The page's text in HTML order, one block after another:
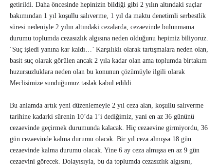
getirildi. Daha öncesinde hepinizin bildiği gibi 2 yılın altındaki suçlar
bakımından 1 yıl koşullu salıverme, 1 yıl da maktu denetimli serbestlik
süresi nedeniyle 2 yılın altındaki cezalarda, cezaevinde bulunmama
durumu toplumda cezasızlık algısına neden olduğunu hepimiz biliyoruz.
‘Suç işledi yanına kar kaldı…’ Karşılıklı olarak tartışmalara neden olan,
basit suç olarak görülen ancak 2 yıla kadar olan ama toplumda birtakım
huzursuzluklara neden olan bu konunun çözümüyle ilgili olarak
Meclisimize sunduğumuz taslak kabul edildi.
Bu anlamda artık yeni düzenlemeyle 2 yıl ceza alan, koşullu salıverme
tarihine kadarki sürenin 10’da 1’i dediğimiz, yani en az 36 gününü
cezaevinde geçirmek durumunda kalacak. Hiç cezaevine girmiyordu, 36
gün cezaevinde kalma durumu olacak. Bir yıl ceza almışsa 18 gün
cezaevinde kalma durumu olacak. Yine 6 ay ceza almışsa en az 9 gün
cezaevini görecek. Dolayısıyla, bu da toplumda cezasızlık algısını,